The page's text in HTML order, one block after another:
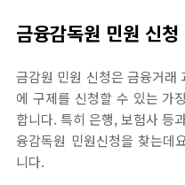
금융감독원 민원 신청
금감원 민원 신청은 금융거래
에 구제를 신청할 수 있는 가
합니다. 특히 은행, 보험사 등
융감독원 민원신청을 찾는데
니다.